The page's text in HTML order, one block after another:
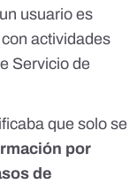
usuario es
actividades
Servicio de
que solo se
por
de